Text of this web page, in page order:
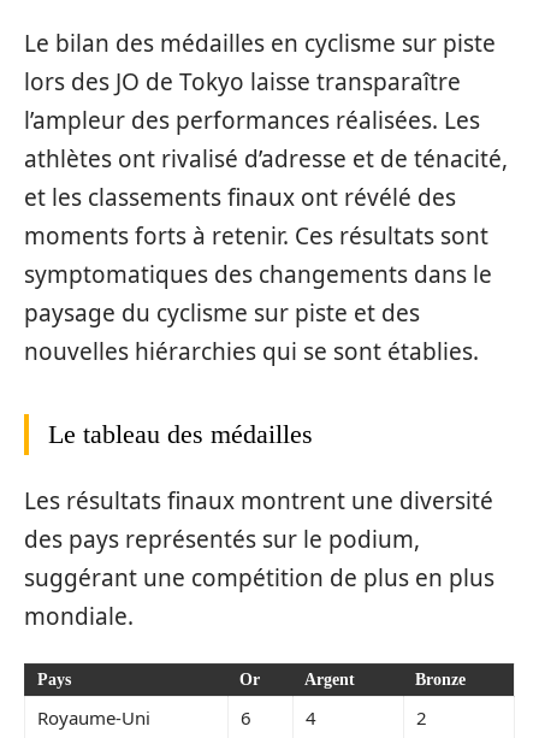
Le bilan des médailles en cyclisme sur piste
lors des JO de Tokyo laisse transparaître
l’ampleur des performances réalisées. Les
athlètes ont rivalisé d’adresse et de ténacité,
et les classements finaux ont révélé des
moments forts à retenir. Ces résultats sont
symptomatiques des changements dans le
paysage du cyclisme sur piste et des
nouvelles hiérarchies qui se sont établies.
Le tableau des médailles
Les résultats finaux montrent une diversité
des pays représentés sur le podium,
suggérant une compétition de plus en plus
mondiale.
Pays Or Argent Bronze
Royaume-Uni 6 4
2